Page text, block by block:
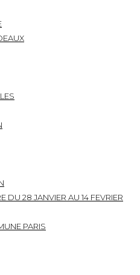
DU 28 JANVIER AU 14 FEVRIER
PARIS